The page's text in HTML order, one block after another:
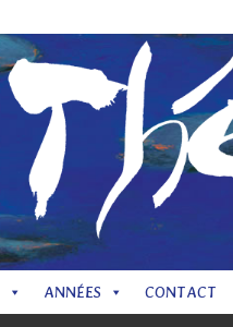
ANNÉES CONTACT